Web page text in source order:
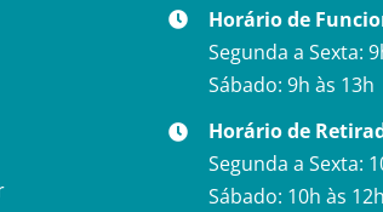
Horário de
Segunda a Sexta:
Sábado: 9h às 13h
Horário de
Segunda a Sexta:
Sábado: 10h às 12h